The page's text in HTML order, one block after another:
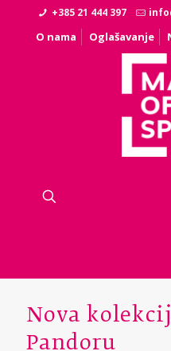
+385 21 444 397
O nama Oglašavanje
Nova
Pandoru